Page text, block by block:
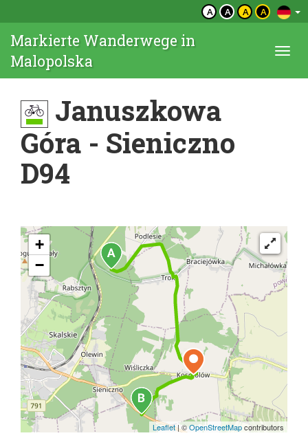
A A A A
Markierte Wanderwege in
Malopolska
Januszkowa
Góra - Sieniczno
D94
+
−
Leaflet|©OpenStreetMapcontributors